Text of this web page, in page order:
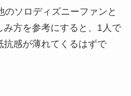
のソロディズニーファンと
み方を参考にすると、1人で
抗感が薄れてくるはずで